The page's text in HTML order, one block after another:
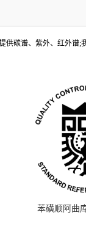
供碳谱、紫外、红外谱;
苯磺顺阿曲